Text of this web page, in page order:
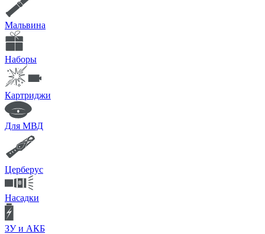
Мальвина
Наборы
Картриджи
Для МВД
Церберус
Насадки
ЗУ и АКБ